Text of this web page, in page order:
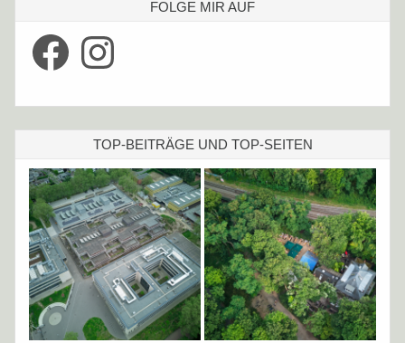
FOLGE MIR AUF
Facebook Instagram
TOP-BEITRÄGE UND TOP-SEITEN